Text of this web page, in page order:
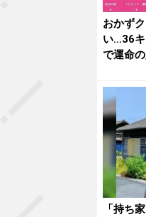
おかず
い…36
で運命
「持ち